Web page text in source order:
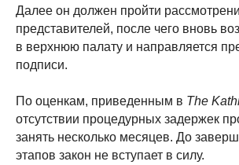
Далее он должен пройти
представителей, после чего вновь
в верхнюю палату и направляется
подписи.
По оценкам, приведенным в The
отсутствии процедурных задержек
занять несколько месяцев. До
этапов закон не вступает в силу.
Журнал
Новости
Трекинги Восхождения Непал
Экспедиции